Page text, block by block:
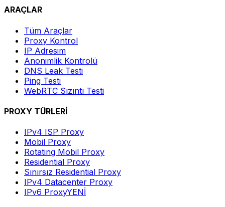
ARAÇLAR
Tüm Araçlar
Proxy Kontrol
IP Adresim
Anonimlik Kontrolü
DNS Leak Testi
Ping Testi
WebRTC Sızıntı Testi
PROXY TÜRLERİ
IPv4 ISP Proxy
Mobil Proxy
Rotating Mobil Proxy
Residential Proxy
Sınırsız Residential Proxy
IPv4 Datacenter Proxy
IPv6 ProxyYENİ